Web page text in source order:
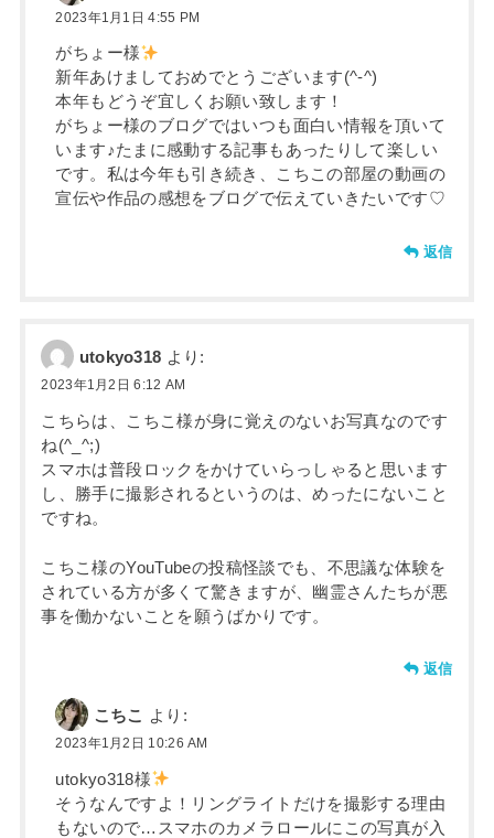
2023年1月1日 4:55 PM
がちょー様
新年あけましておめでとうございます(^-^)
本年もどうぞ宜しくお願い致します！
がちょー様のブログではいつも面白い情報を頂いて
います♪たまに感動する記事もあったりして楽しい
です。私は今年も引き続き、こちこの部屋の動画の
宣伝や作品の感想をブログで伝えていきたいです♡
返信
utokyo318 より:
2023年1月2日 6:12 AM
こちらは、こちこ様が身に覚えのないお写真なのです
ね(^_^;)
スマホは普段ロックをかけていらっしゃると思います
し、勝手に撮影されるというのは、めったにないこと
ですね。
こちこ様のYouTubeの投稿怪談でも、不思議な体験を
されている方が多くて驚きますが、幽霊さんたちが悪
事を働かないことを願うばかりです。
返信
こちこ より:
2023年1月2日 10:26 AM
utokyo318様
そうなんですよ！リングライトだけを撮影する理由
もないので…スマホのカメラロールにこの写真が入